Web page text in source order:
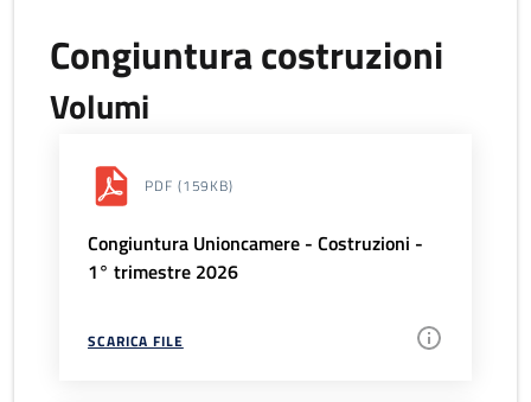
Congiuntura costruzioni
Volumi
PDF (159KB)
Congiuntura Unioncamere - Costruzioni -
1° trimestre 2026
SCARICA FILE